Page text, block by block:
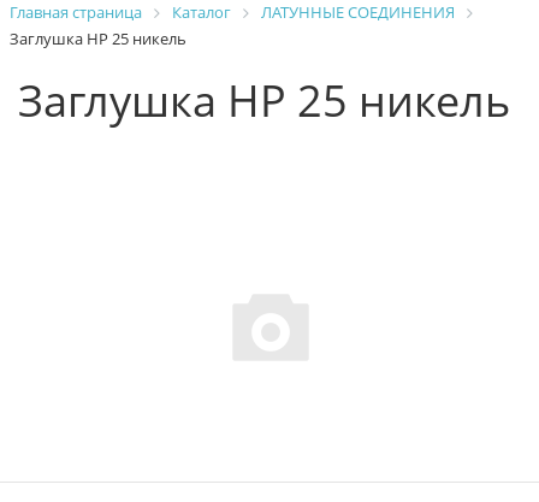
Главная страница Каталог
ЛАТУННЫЕ СОЕДИНЕНИЯ
Заглушка НР 25 никель
Заглушка НР 25 никель